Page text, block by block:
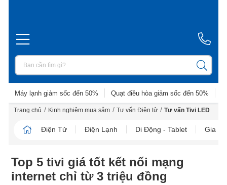
Máy lạnh giảm sốc đến 50% Quạt điều hòa giảm sốc đến 50%
Trang chủ / Kinh nghiệm mua sắm / Tư vấn Điện tử / Tư vấn Tivi LED
Điện Tử Điện Lạnh Di Động - Tablet Gia
Top 5 tivi giá tốt kết nối mạng
internet chỉ từ 3 triệu đồng